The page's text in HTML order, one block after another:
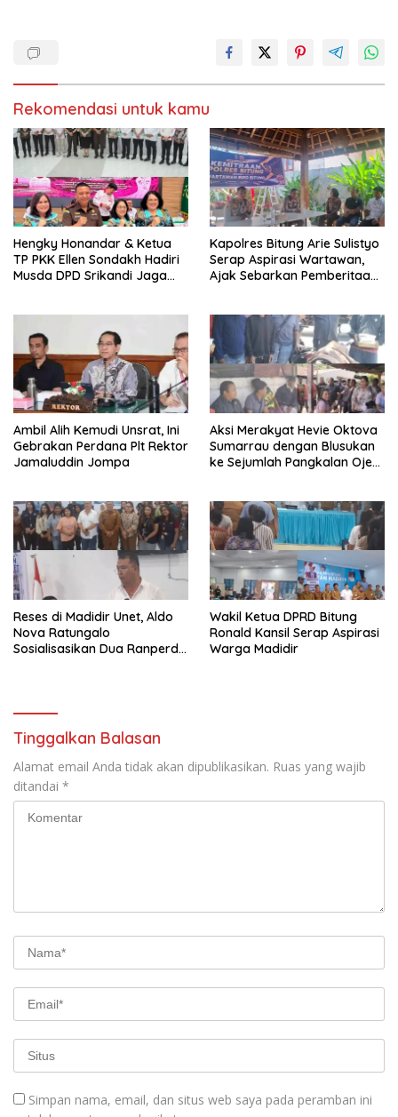
d
l
a
y
a
n
g
b
a
r
u
)
e
d
e
l
a
y
a
g
b
a
r
u
Rekomendasi untuk kamu
Hengky Honandar & Ketua
TP PKK Ellen Sondakh Hadiri
Musda DPD Srikandi Jaga
Kapolres Bitung Arie Sulistyo
Serap Aspirasi Wartawan,
Ajak Sebarkan Pemberitaan
Ambil Alih Kemudi Unsrat, Ini
Gebrakan Perdana Plt Rektor
Jamaluddin Jompa
Aksi Merakyat Hevie Oktova
Sumarrau dengan Blusukan
ke Sejumlah Pangkalan Ojek
Reses di Madidir Unet, Aldo
Nova Ratungalo
Sosialisasikan Dua Ranperda
Wakil Ketua DPRD Bitung
Ronald Kansil Serap Aspirasi
Warga Madidir
Tinggalkan Balasan
Alamat email Anda tidak akan dipublikasikan. Ruas yang wajib
ditandai *
Simpan nama, email, dan situs web saya pada peramban ini